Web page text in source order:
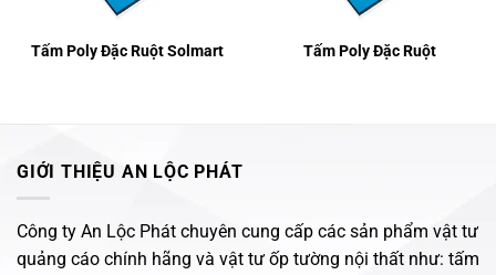
Tấm Poly Đặc Ruột Solmart Tấm Poly Đặc Ruột
GIỚI THIỆU AN LỘC PHÁT
Công ty An Lộc Phát chuyên cung cấp các sản phẩm vật tư
quảng cáo chính hãng và vật tư ốp tường nội thất như: tấm